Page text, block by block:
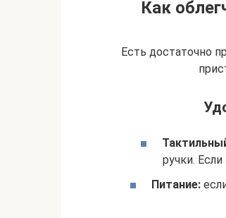
Как
Есть достаточно
ручки.
Питание: